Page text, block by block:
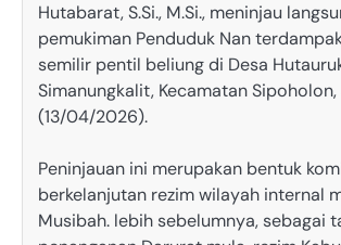
Hutabarat, S.Si., M.Si., meninjau
pemukiman Penduduk Nan
semilir pentil beliung di Desa
Simanungkalit, Kecamatan Sipoholon,
(13/04/2026).
‎Peninjauan ini merupakan bentuk
berkelanjutan rezim wilayah internal
Musibah. lebih sebelumnya, sebagai